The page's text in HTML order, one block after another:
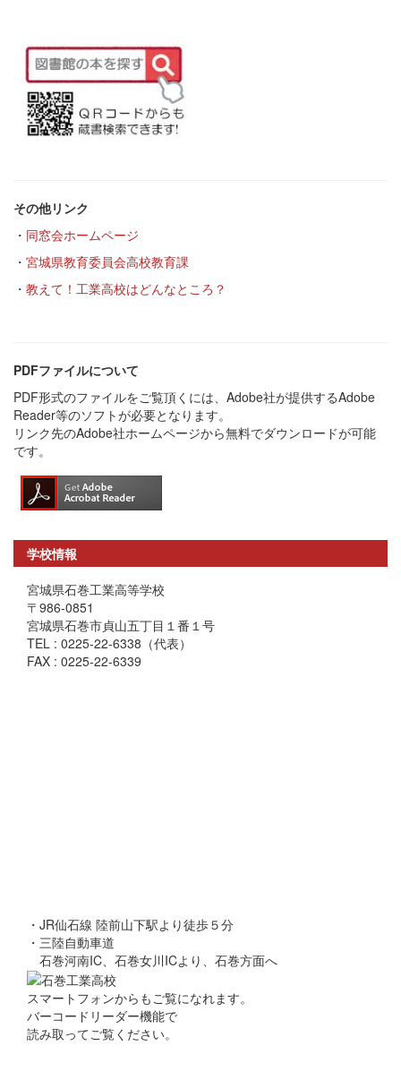
その他リンク
・ 同窓会ホームページ
・ 宮城県教育委員会高校教育課
・ 教えて！工業高校はどんなところ？
PDFファイルについて
PDF形式のファイルをご覧頂くには、Adobe社が提供するAdobe
Reader等のソフトが必要となります。
リンク先のAdobe社ホームページから無料でダウンロードが可能
です。
学校情報
宮城県石巻工業高等学校
〒986-0851
宮城県石巻市貞山五丁目１番１号
TEL : 0225-22-6338（代表）
FAX : 0225-22-6339
・JR仙石線 陸前山下駅より徒歩５分
・三陸自動車道
石巻河南IC、石巻女川ICより、石巻方面へ
スマートフォンからもご覧になれます。
バーコードリーダー機能で
読み取ってご覧ください。